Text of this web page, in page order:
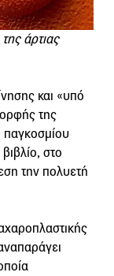
άρτιας
και «υπό
της
παγκοσμίου
στο
την πολυετή